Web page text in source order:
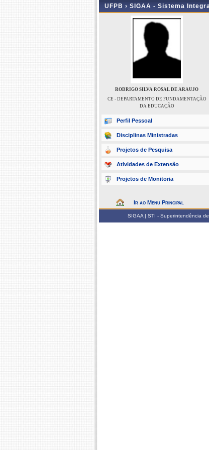
UFPB › SIGAA - Sistema
RODRIGO SILVA ROSAL DE ARAUJO
CE - DEPARTAMENTO DE FUNDAMENTAÇÃO
DA EDUCAÇÃO
Perfil Pessoal
Disciplinas Ministradas
Projetos de Pesquisa
Atividades de Extensão
Projetos de Monitoria
Ir ao Menu Principal
SIGAA | STI - Superintendência